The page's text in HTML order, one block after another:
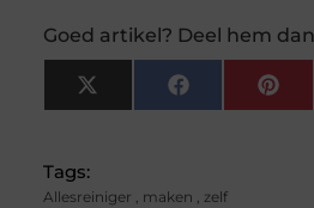
Goed artikel? Deel hem
X
(Twitter)
Facebook
Tags:
Allesreiniger , maken , zelf